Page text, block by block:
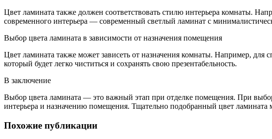
Цвет ламината также должен соответствовать стилю интерьера комнаты.
современного интерьера — современный светлый ламинат с
Выбор цвета ламината в зависимости от назначения помещения
Цвет ламината также может зависеть от назначения комнаты. Например,
который будет легко чиститься и сохранять свою презентабельность.
В заключение
Выбор цвета ламината — это важный этап при отделке помещения. При
интерьера и назначению помещения. Тщательно подобранный цвет
Похожие публикации